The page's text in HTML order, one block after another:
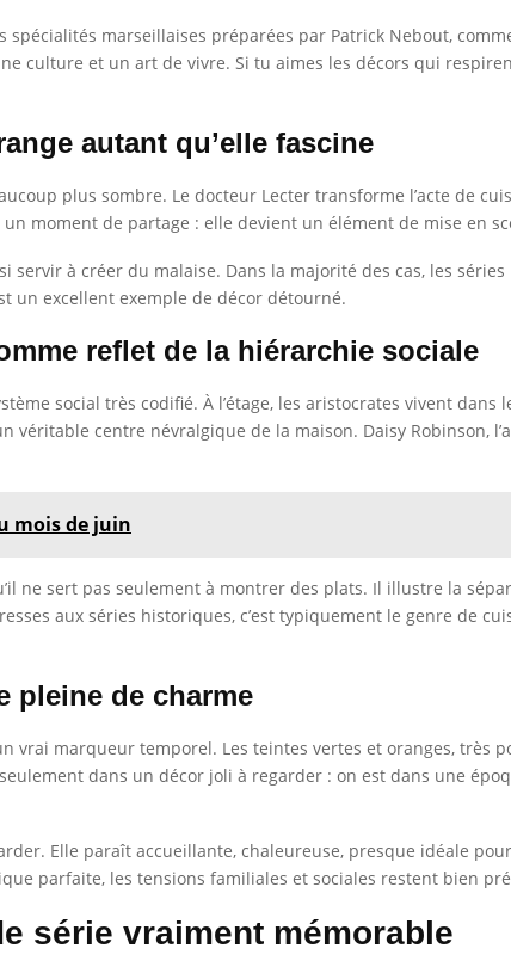
marseillaises préparées par Patrick Nebout,
culture et un art de vivre. Si tu aimes les décors qui
autant qu’elle fascine
plus sombre. Le docteur Lecter transforme l’acte de
moment de partage : elle devient un élément de mise en
servir à créer du malaise. Dans la majorité des cas, les
un excellent exemple de décor détourné.
reflet de la hiérarchie sociale
social très codifié. À l’étage, les aristocrates vivent
véritable centre névralgique de la maison. Daisy Robinson,
mois de juin
ne sert pas seulement à montrer des plats. Il illustre la
aux séries historiques, c’est typiquement le genre de
pleine de charme
vrai marqueur temporel. Les teintes vertes et oranges, très
dans un décor joli à regarder : on est dans une
Elle paraît accueillante, chaleureuse, presque idéale
parfaite, les tensions familiales et sociales restent bien
série vraiment mémorable